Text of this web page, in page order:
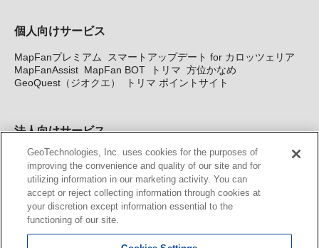
個人向けサービス
MapFanプレミアム
スマートアップデート for カロッツェリア
MapFanAssist MapFan BOT トリマ 方位かなめ
GeoQuest（ジオクエ）
トリマ ポイントサイト
法人向けサービス
法人向け地図・位置情報サービス WEBサイト・システム向け地
図API Windows PC向け地図開発キット MapFan DB 住所確認
サービス
MAP WORLD+ トリマ広告 Geo-Research
カーナビ地図更新サービス
GeoTechnologies, Inc. uses cookies for the purposes of
improving the convenience and quality of our site and for
utilizing information in our marketing activity. You can
accept or reject collecting information through cookies at
your discretion except information essential to the
functioning of our site.